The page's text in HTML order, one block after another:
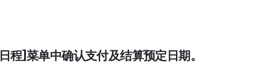
程]菜单中确认支付及结算预定日期。